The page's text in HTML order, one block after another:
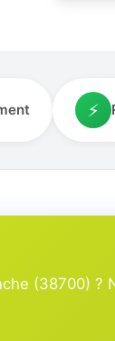
⚡
(38700)